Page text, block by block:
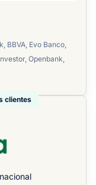
BBVA, Evo Banco,
Openbank,
clientes